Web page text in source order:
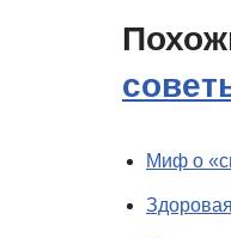
Миф о